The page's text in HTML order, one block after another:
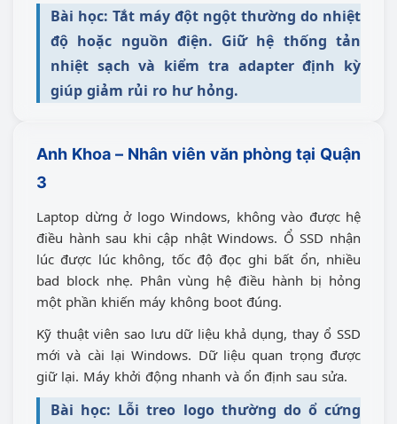
Bài học: Tắt máy đột ngột thường do nhiệt
độ hoặc nguồn điện. Giữ hệ thống tản
nhiệt sạch và kiểm tra adapter định kỳ
giúp giảm rủi ro hư hỏng.
Anh Khoa – Nhân viên văn phòng tại Quận
3
Laptop dừng ở logo Windows, không vào được hệ
điều hành sau khi cập nhật Windows. Ổ SSD nhận
lúc được lúc không, tốc độ đọc ghi bất ổn, nhiều
bad block nhẹ. Phân vùng hệ điều hành bị hỏng
một phần khiến máy không boot đúng.
Kỹ thuật viên sao lưu dữ liệu khả dụng, thay ổ SSD
mới và cài lại Windows. Dữ liệu quan trọng được
giữ lại. Máy khởi động nhanh và ổn định sau sửa.
Bài học: Lỗi treo logo thường do ổ cứng